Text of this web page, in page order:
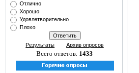
Отлично
Хорошо
Удовлетворительно
Плохо
Результаты Архив опросов
Всего ответов: 1433